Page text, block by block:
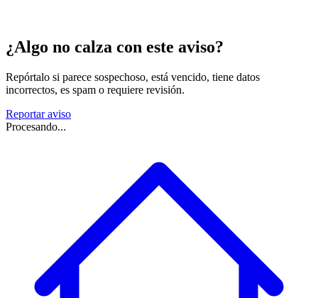
¿Algo no calza con este aviso?
Repórtalo si parece sospechoso, está vencido, tiene datos
incorrectos, es spam o requiere revisión.
Reportar aviso
Procesando...